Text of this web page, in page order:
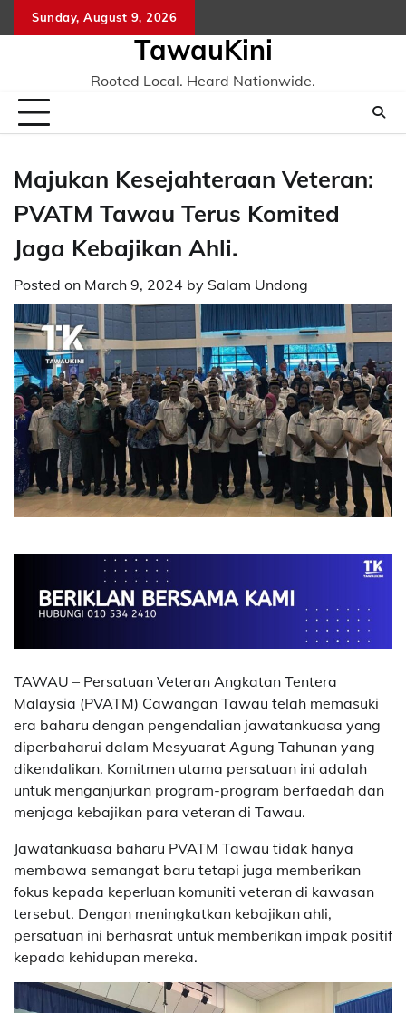
to
Sunday, August 9, 2026
TawauKini
Rooted Local. Heard Nationwide.
Majukan Kesejahteraan Veteran:
PVATM Tawau Terus Komited
Jaga Kebajikan Ahli.
Posted on March 9, 2024 by Salam Undong
TAWAU – Persatuan Veteran Angkatan Tentera
Malaysia (PVATM) Cawangan Tawau telah memasuki
era baharu dengan pengendalian jawatankuasa yang
diperbaharui dalam Mesyuarat Agung Tahunan yang
dikendalikan. Komitmen utama persatuan ini adalah
untuk menganjurkan program-program berfaedah dan
menjaga kebajikan para veteran di Tawau.
Jawatankuasa baharu PVATM Tawau tidak hanya
membawa semangat baru tetapi juga memberikan
fokus kepada keperluan komuniti veteran di kawasan
tersebut. Dengan meningkatkan kebajikan ahli,
persatuan ini berhasrat untuk memberikan impak positif
kepada kehidupan mereka.